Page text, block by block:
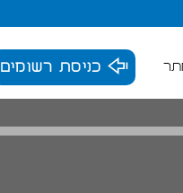
כניסת רשומים